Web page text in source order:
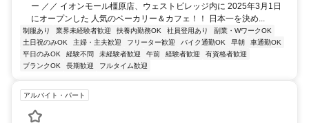
ー ／／ イオンモール橿原店、ウェストビレッジ内に 2025年3月1日
にオープンした 人気のベーカリー＆カフェ！！ 日本一を決め...
制服あり 業界未経験者歓迎 扶養内勤務OK 社員登用あり
副業・WワークOK
土日祝のみOK
主婦・主夫歓迎 フリーター歓迎 バイク通勤OK 早朝
車通勤OK
平日のみOK
経験不問 未経験者歓迎 午前 経験者歓迎
有資格者歓迎
ブランクOK
長期歓迎 フルタイム歓迎
アルバイト・パート